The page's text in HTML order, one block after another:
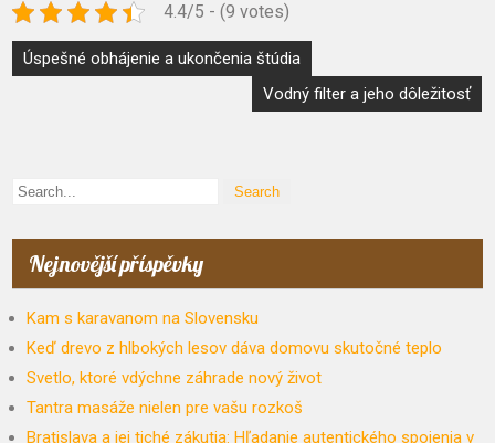
4.4/5 - (9 votes)
Navigace
Úspešné obhájenie a ukončenia štúdia
Vodný filter a jeho dôležitosť
Nejnovější příspěvky
Kam s karavanom na Slovensku
Keď drevo z hlbokých lesov dáva domovu skutočné teplo
Svetlo, ktoré vdýchne záhrade nový život
Tantra masáže nielen pre vašu rozkoš
Bratislava a jej tiché zákutia: Hľadanie autentického spojenia v